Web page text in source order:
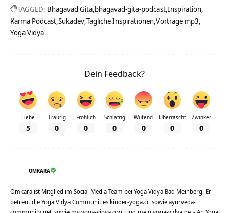
TAGGED: Bhagavad Gita bhagavad-gita-podcast Inspiration
Karma Podcast Sukadev Tägliche Inspirationen Vorträge mp3
Yoga Vidya
Dein Feedback?
Liebe
5
Traurig
0
Fröhlich
0
Schläfrig
0
Wütend
0
Überrascht
0
Zwinker
0
OMKARA
Omkara ist Mitglied im Social Media Team bei Yoga Vidya Bad Meinberg. Er
betreut die Yoga Vidya Communities kinder-yoga.cc sowieayurveda-